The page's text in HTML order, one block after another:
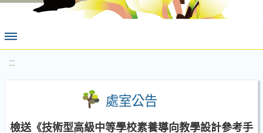
:::
處室公告
檢送《技術型高級中等學校素養導向教學設計參考手